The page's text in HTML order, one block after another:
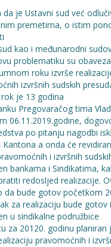
da je Ustavni sud već
premetima, o istim
kao i međunarodni
problematiku su
roku izvrše
izvršnih sudskih
je 13 godina
Pregovaračog tima
06.11.2019.godine,
po pitanju nagodbi
Kantona a onda će
i izvršnih
bankama i Sindikatima,
redosljed realizacije.
da bude gotov početkom
za realizaciju bude gotov
u sindikalne podružbice
za 20120. godinu planiran
pravomoćnih i